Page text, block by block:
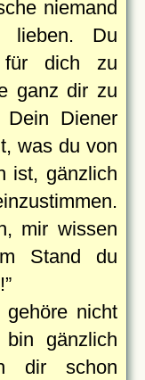
niemand
lieben. Du
für dich zu
ganz dir zu
Dein Diener
was du von
ist, gänzlich
mir wissen
Stand du
nicht
gänzlich
dir schon